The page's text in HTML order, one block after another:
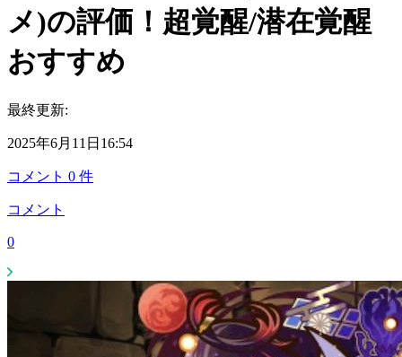
メ)の評価！超覚醒/潜在覚醒
おすすめ
最終更新:
2025年6月11日16:54
コメント 0 件
コメント
0